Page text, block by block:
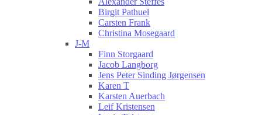
Birgit Pathuel
Carsten Frank
Christina Mosegaard
J-M
Finn Storgaard
Jacob Langborg
Jens Peter Sinding Jørgensen
Karen T
Karsten Auerbach
Leif Kristensen